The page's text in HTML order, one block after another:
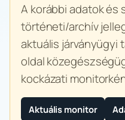
A korábbi adatok és
történeti/archív
aktuális járványügyi
oldal
kockázati
Aktuális monitor